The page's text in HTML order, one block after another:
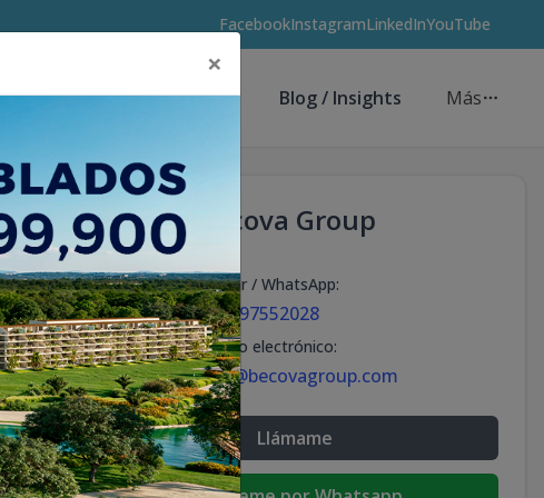
FacebookInstagramLinkedInYouTube
Asesores de Inversión Blog / Insights Más
Becova Group
Celular / WhatsApp:
+18297552028
Correo electrónico:
info@becovagroup.com
Llámame
×